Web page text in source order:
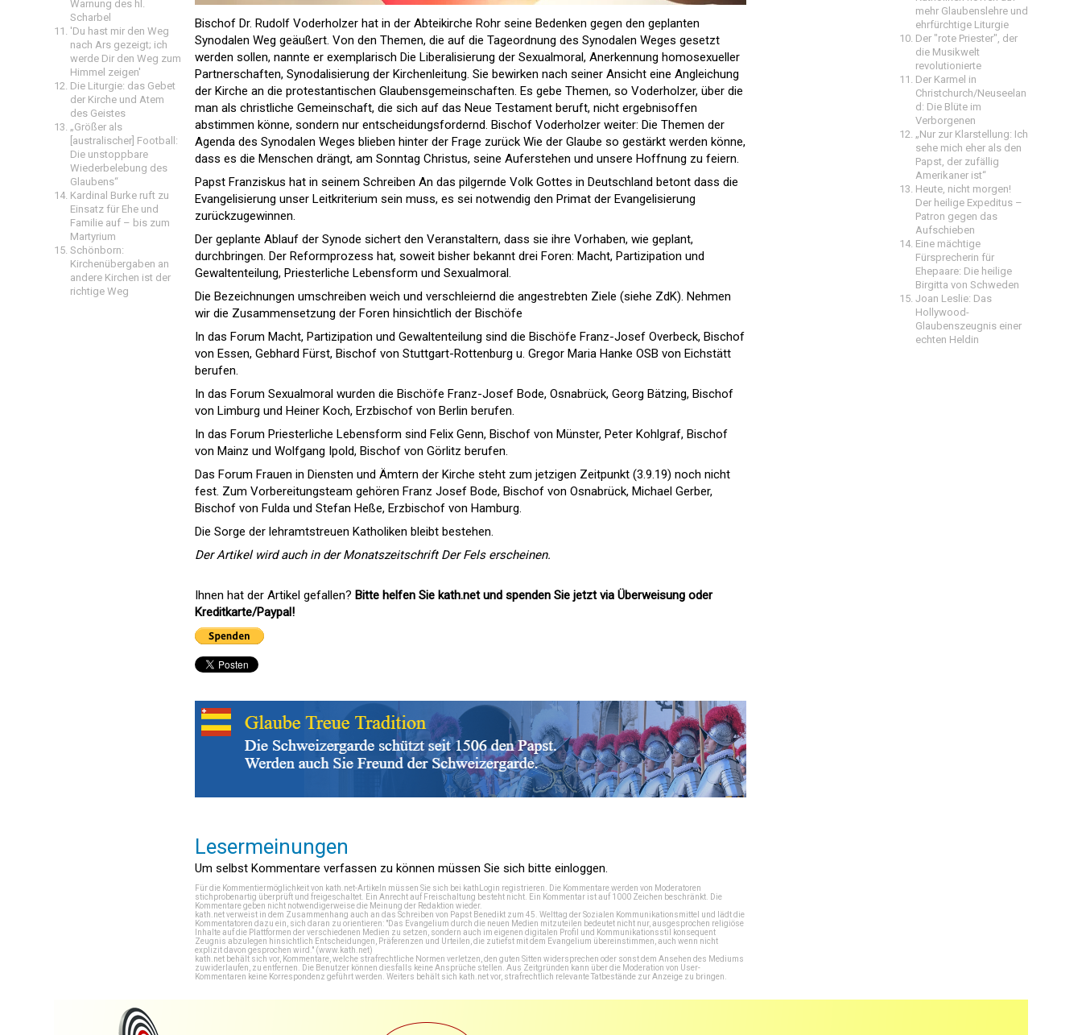
Warnung des hl.
Scharbel
'Du hast mir den Weg
nach Ars gezeigt; ich
werde Dir den Weg zum
Himmel zeigen'
Die Liturgie: das Gebet
der Kirche und Atem
des Geistes
„Größer als
[australischer] Football:
Die unstoppbare
Wiederbelebung des
Glaubens“
Kardinal Burke ruft zu
Einsatz für Ehe und
Familie auf – bis zum
Martyrium
Schönborn:
Kirchenübergaben an
andere Kirchen ist der
richtige Weg
Bischof Dr. Rudolf Voderholzer hat in der Abteikirche Rohr seine Bedenken gegen den geplanten
Synodalen Weg geäußert. Von den Themen, die auf die Tageordnung des Synodalen Weges gesetzt
werden sollen, nannte er exemplarisch Die Liberalisierung der Sexualmoral, Anerkennung homosexueller
Partnerschaften, Synodalisierung der Kirchenleitung. Sie bewirken nach seiner Ansicht eine Angleichung
der Kirche an die protestantischen Glaubensgemeinschaften. Es gebe Themen, so Voderholzer, über die
man als christliche Gemeinschaft, die sich auf das Neue Testament beruft, nicht ergebnisoffen
abstimmen könne, sondern nur entscheidungsfordernd. Bischof Voderholzer weiter: Die Themen der
Agenda des Synodalen Weges blieben hinter der Frage zurück Wie der Glaube so gestärkt werden könne,
dass es die Menschen drängt, am Sonntag Christus, seine Auferstehen und unsere Hoffnung zu feiern.
Papst Franziskus hat in seinem Schreiben An das pilgernde Volk Gottes in Deutschland betont dass die
Evangelisierung unser Leitkriterium sein muss, es sei notwendig den Primat der Evangelisierung
zurückzugewinnen.
Der geplante Ablauf der Synode sichert den Veranstaltern, dass sie ihre Vorhaben, wie geplant,
durchbringen. Der Reformprozess hat, soweit bisher bekannt drei Foren: Macht, Partizipation und
Gewaltenteilung, Priesterliche Lebensform und Sexualmoral.
Die Bezeichnungen umschreiben weich und verschleiernd die angestrebten Ziele (siehe ZdK). Nehmen
wir die Zusammensetzung der Foren hinsichtlich der Bischöfe
In das Forum Macht, Partizipation und Gewaltenteilung sind die Bischöfe Franz-Josef Overbeck, Bischof
von Essen, Gebhard Fürst, Bischof von Stuttgart-Rottenburg u. Gregor Maria Hanke OSB von Eichstätt
berufen.
In das Forum Sexualmoral wurden die Bischöfe Franz-Josef Bode, Osnabrück, Georg Bätzing, Bischof
von Limburg und Heiner Koch, Erzbischof von Berlin berufen.
In das Forum Priesterliche Lebensform sind Felix Genn, Bischof von Münster, Peter Kohlgraf, Bischof
von Mainz und Wolfgang Ipold, Bischof von Görlitz berufen.
Das Forum Frauen in Diensten und Ämtern der Kirche steht zum jetzigen Zeitpunkt (3.9.19) noch nicht
fest. Zum Vorbereitungsteam gehören Franz Josef Bode, Bischof von Osnabrück, Michael Gerber,
Bischof von Fulda und Stefan Heße, Erzbischof von Hamburg.
Die Sorge der lehramtstreuen Katholiken bleibt bestehen.
Der Artikel wird auch in der Monatszeitschrift Der Fels erscheinen.
Ihnen hat der Artikel gefallen? Bitte helfen Sie kath.net und spenden Sie jetzt via Überweisung oder
Kreditkarte/Paypal!
Lesermeinungen
Um selbst Kommentare verfassen zu können müssen Sie sich bitte einloggen.
Für die Kommentiermöglichkeit von kath.net-Artikeln müssen Sie sich bei kathLogin registrieren . Die Kommentare werden von Moderatoren
stichprobenartig überprüft und freigeschaltet. Ein Anrecht auf Freischaltung besteht nicht. Ein Kommentar ist auf 1000 Zeichen beschränkt. Die
Kommentare geben nicht notwendigerweise die Meinung der Redaktion wieder.
kath.net verweist in dem Zusammenhang auch an das Schreiben von Papst Benedikt zum 45. Welttag der Sozialen Kommunikationsmittel und lädt die
Kommentatoren dazu ein, sich daran zu orientieren: "Das Evangelium durch die neuen Medien mitzuteilen bedeutet nicht nur, ausgesprochen religiöse
Inhalte auf die Plattformen der verschiedenen Medien zu setzen, sondern auch im eigenen digitalen Profil und Kommunikationsstil konsequent
Zeugnis abzulegen hinsichtlich Entscheidungen, Präferenzen und Urteilen, die zutiefst mit dem Evangelium übereinstimmen, auch wenn nicht
explizit davon gesprochen wird." (www.kath.net)
kath.net behält sich vor, Kommentare, welche strafrechtliche Normen verletzen, den guten Sitten widersprechen oder sonst dem Ansehen des Mediums
zuwiderlaufen, zu entfernen. Die Benutzer können diesfalls keine Ansprüche stellen. Aus Zeitgründen kann über die Moderation von User-
Kommentaren keine Korrespondenz geführt werden. Weiters behält sich kath.net vor, strafrechtlich relevante Tatbestände zur Anzeige zu bringen.
mehr Glaubenslehre und
ehrfürchtige Liturgie
Der "rote Priester", der
die Musikwelt
revolutionierte
Der Karmel in
Christchurch/Neuseelan
d: Die Blüte im
Verborgenen
„Nur zur Klarstellung: Ich
sehe mich eher als den
Papst, der zufällig
Amerikaner ist“
Heute, nicht morgen!
Der heilige Expeditus –
Patron gegen das
Aufschieben
Eine mächtige
Fürsprecherin für
Ehepaare: Die heilige
Birgitta von Schweden
Joan Leslie: Das
Hollywood-
Glaubenszeugnis einer
echten Heldin